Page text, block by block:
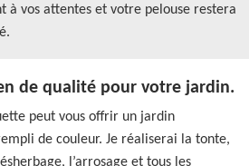
à vos attentes et votre pelouse restera
de qualité pour votre jardin.
peut vous offrir un jardin
de couleur. Je réaliserai la tonte,
l’arrosage et tous les